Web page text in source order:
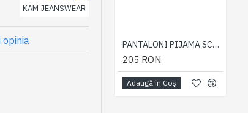
KAM JEANSWEAR
opinia PANTALONI PIJAMA SCURTI BLEUMARIN – PACHET 2 BUCATI - 2XL 3XL 4XL 5XL 6XL
205 RON
Adaugă în Coş